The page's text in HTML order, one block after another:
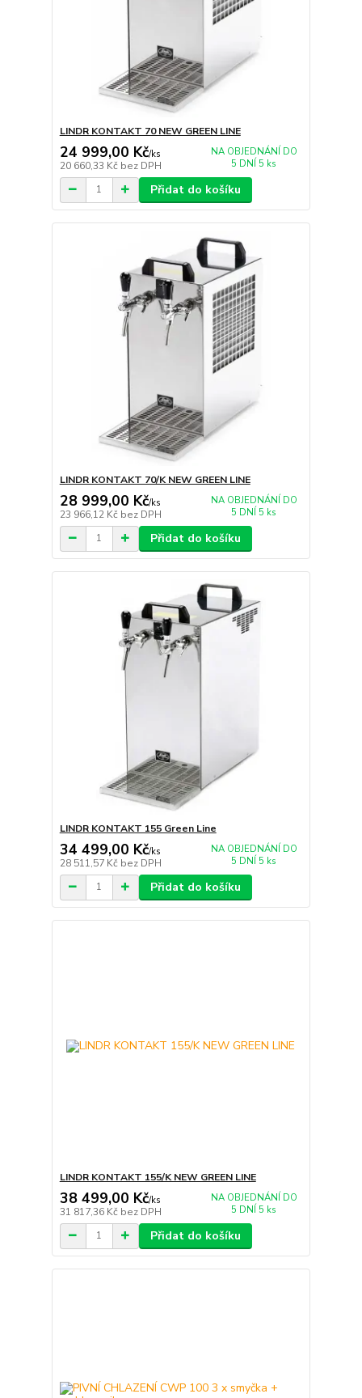
LINDR KONTAKT 70 NEW GREEN LINE
24 999,00 Kč/ks
20 660,33 Kč bez DPH
NA OBJEDNÁNÍ DO
5 DNÍ 5 ks
Přidat do košíku
LINDR KONTAKT 70/K NEW GREEN LINE
28 999,00 Kč/ks
23 966,12 Kč bez DPH
NA OBJEDNÁNÍ DO
5 DNÍ 5 ks
Přidat do košíku
LINDR KONTAKT 155 Green Line
34 499,00 Kč/ks
28 511,57 Kč bez DPH
NA OBJEDNÁNÍ DO
5 DNÍ 5 ks
Přidat do košíku
LINDR KONTAKT 155/K NEW GREEN LINE
38 499,00 Kč/ks
31 817,36 Kč bez DPH
NA OBJEDNÁNÍ DO
5 DNÍ 5 ks
Přidat do košíku